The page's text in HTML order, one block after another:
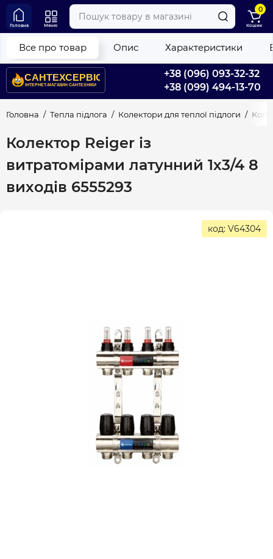
+38 (096) 093-32-32
+38 (099) 494-13-70
Головна Меню
0
Кошик
Головна Тепла підлога Колектори для теплої підлоги
Колектор Reiger із
витратомірами латунний 1х3/4 8
виходів 6555293
Все про товар Опис Характеристики
код: V64304